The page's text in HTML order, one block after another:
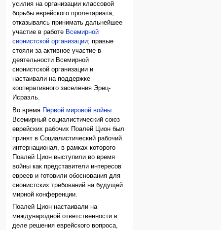
усилия на организации классовой
борьбы еврейского пролетариата,
отказываясь принимать дальнейшее
участие в работе Всемирной
сионистской организации; правые
стояли за активное участие в
деятельности Всемирной
сионистской организации и
настаивали на поддержке
кооперативного заселения Эрец-
Исраэль.
Во время Первой мировой войны
Всемирный социалистический союз
еврейских рабочих Поалей Цион был
принят в Социалистический рабочий
интернационал, в рамках которого
Поалей Цион выступили во время
войны как представители интересов
евреев и готовили обоснования для
сионистских требований на будущей
мирной конференции.
Поалей Цион настаивали на
международной ответственности в
деле решения еврейского вопроса,